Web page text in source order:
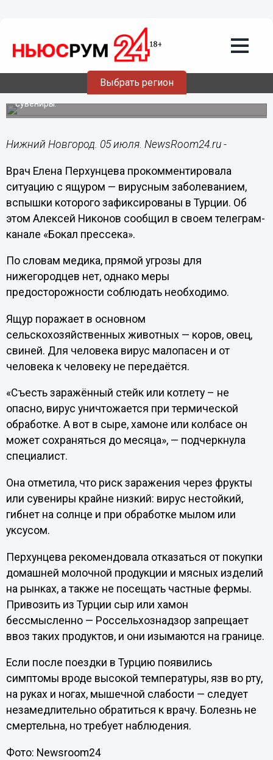
Выбрать регион
Врач Перхунцева предостерегла
нижегородцев о риске подхватить
турецкий ящур
Туристы вряд ли могут заразиться через фрукты и
сувениры.
Нижний Новгород. 05 июля. NewsRoom24.ru -
Врач Елена Перхунцева прокомментировала
ситуацию с ящуром — вирусным заболеванием,
вспышки которого зафиксированы в Турции. Об
этом Алексей Никонов сообщил в своем телеграм-
канале «Бокал прессека».
По словам медика, прямой угрозы для
нижегородцев нет, однако меры
предосторожности соблюдать необходимо.
Ящур поражает в основном
сельскохозяйственных животных — коров, овец,
свиней. Для человека вирус малопасен и от
человека к человеку не передаётся.
«Съесть заражённый стейк или котлету – не
опасно, вирус уничтожается при термической
обработке. А вот в сыре, хамоне или колбасе он
может сохраняться до месяца», — подчеркнула
специалист.
Она отметила, что риск заражения через фрукты
или сувениры крайне низкий: вирус нестойкий,
гибнет на солнце и при обработке мылом или
уксусом.
Перхунцева рекомендовала отказаться от покупки
домашней молочной продукции и мясных изделий
на рынках, а также не посещать частные фермы.
Привозить из Турции сыр или хамон
бессмысленно — Россельхознадзор запрещает
ввоз таких продуктов, и они изымаются на границе.
Если после поездки в Турцию появились
симптомы вроде высокой температуры, язв во рту,
на руках и ногах, мышечной слабости — следует
незамедлительно обратиться к врачу. Болезнь не
смертельна, но требует наблюдения.
Фото: Newsroom24